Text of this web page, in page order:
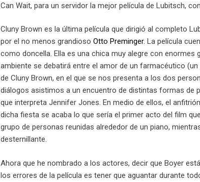
Can Wait, para un servidor la mejor película de Lubitsch,
Cluny Brown es la última película que dirigió al completo
por el no menos grandioso Otto Preminger. La película
como doncella. Ella es una chica muy alegre con
ambiente se debatirá entre el amor de un farmacéutico
de Cluny Brown, en el que se nos presenta a los dos
diálogos asistimos a un encuentro de distintas formas de
que interpreta Jennifer Jones. En medio de ellos, el
dicha fiesta se acaba lo que sería el primer acto del film
grupo de personas reunidas alrededor de un piano,
desternillante.
Ahora que he nombrado a los actores, decir que Boyer
los errores de la película es tener que aguantar durante